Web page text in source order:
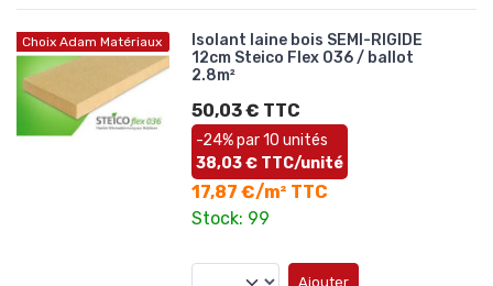
Choix Adam Matériaux
Isolant laine bois SEMI-RIGIDE
12cm Steico Flex 036 / ballot
2.8m²
50,03 € TTC
-24% par 10 unités
38,03 € TTC/unité
17,87 €/m² TTC
Stock: 99
Ajouter